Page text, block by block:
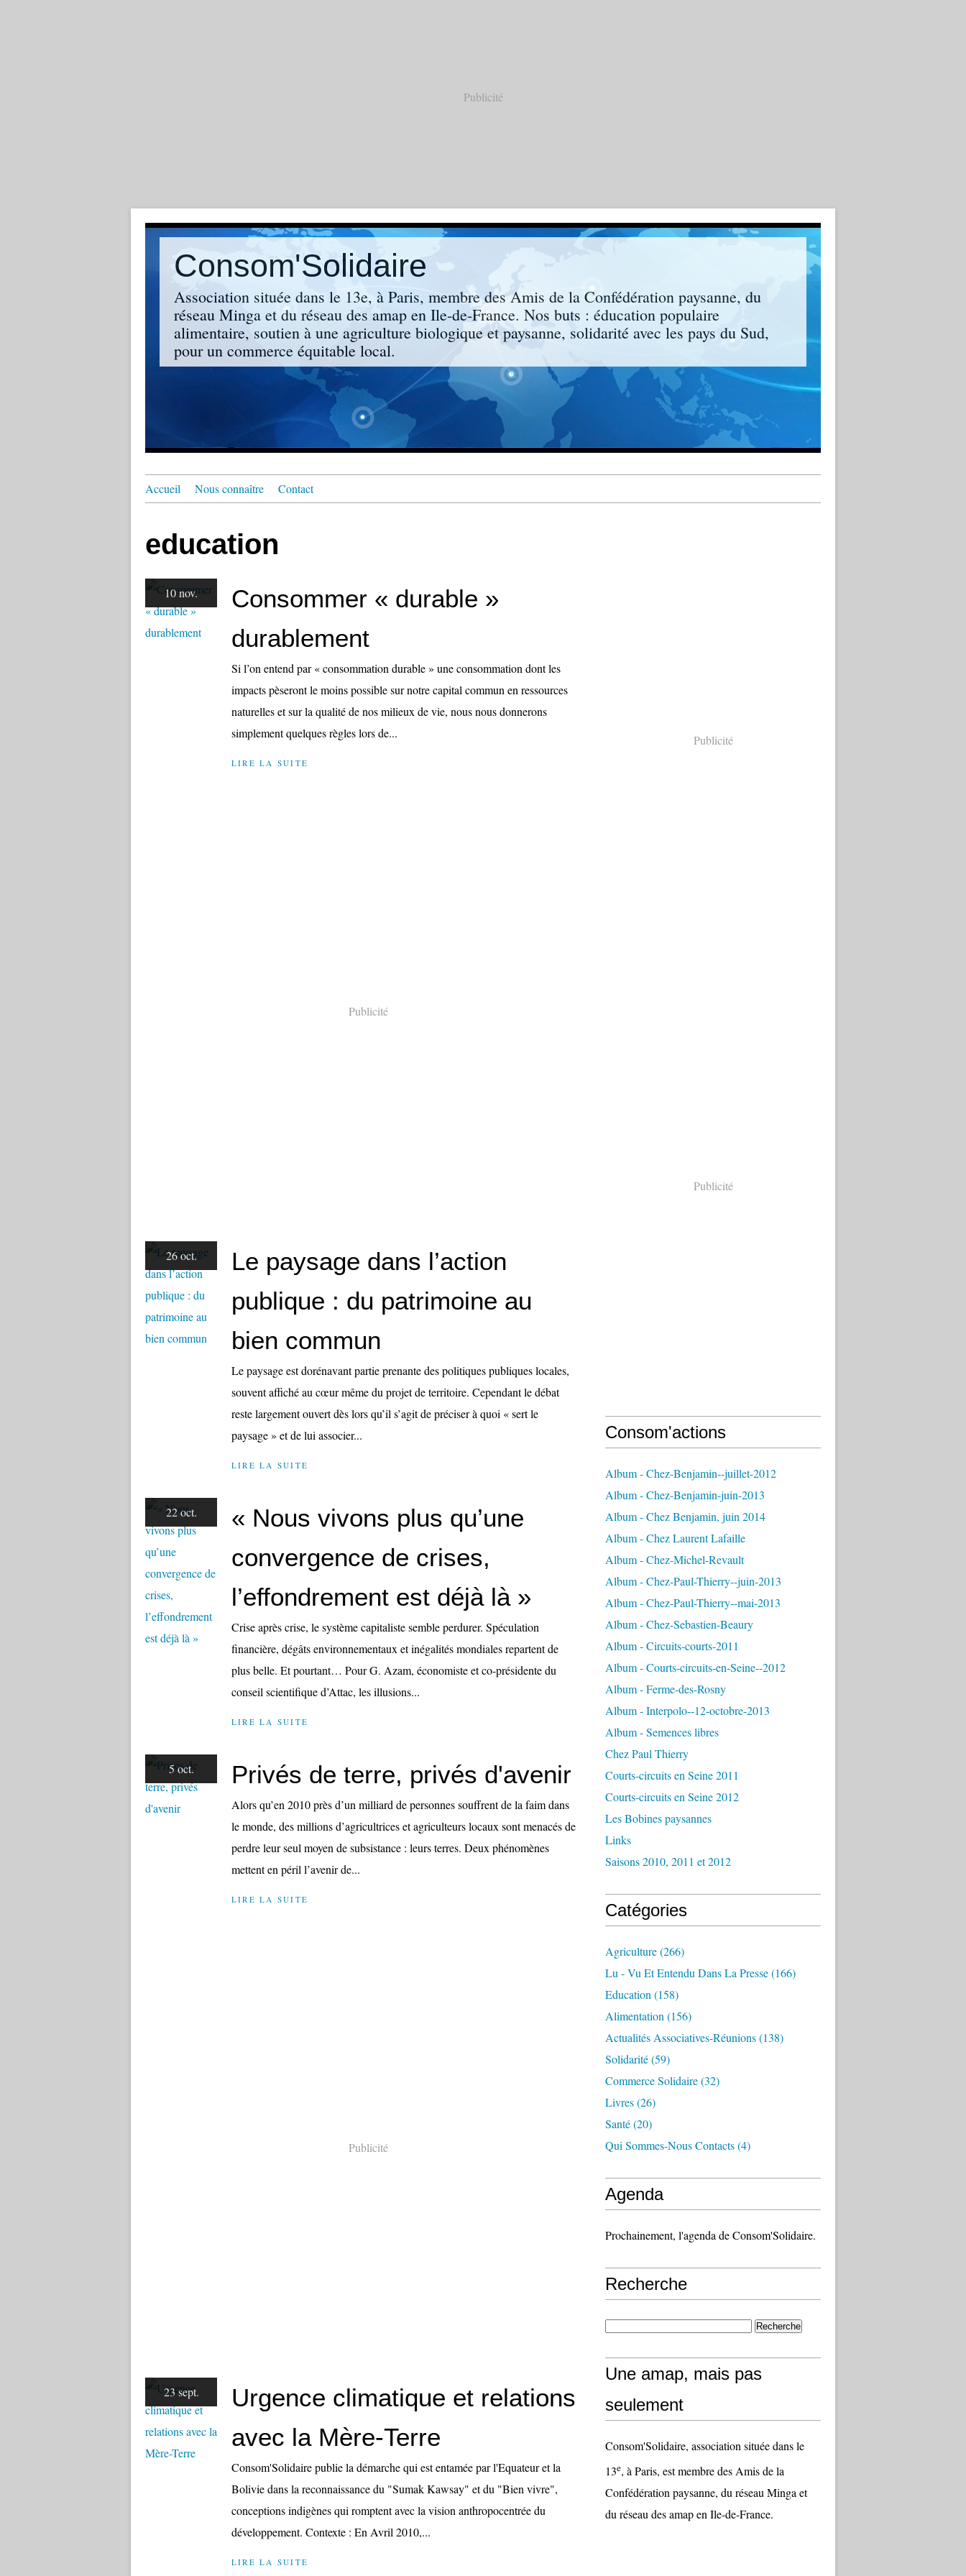
Publicité
Consom'Solidaire
Association située dans le 13e, à Paris, membre des Amis de la Confédération paysanne, du
réseau Minga et du réseau des amap en Ile-de-France. Nos buts : éducation populaire
alimentaire, soutien à une agriculture biologique et paysanne, solidarité avec les pays du Sud,
pour un commerce équitable local.
Accueil Nous connaître Contact
education
10 nov.
Consommer « durable »
durablement
Si l’on entend par « consommation durable » une consommation dont les
impacts pèseront le moins possible sur notre capital commun en ressources
naturelles et sur la qualité de nos milieux de vie, nous nous donnerons
simplement quelques règles lors de...
LIRE LA SUITE
Publicité
26 oct.
Le paysage dans l’action
publique : du patrimoine au
bien commun
Le paysage est dorénavant partie prenante des politiques publiques locales,
souvent affiché au cœur même du projet de territoire. Cependant le débat
reste largement ouvert dès lors qu’il s’agit de préciser à quoi « sert le
paysage » et de lui associer...
LIRE LA SUITE
22 oct.
« Nous vivons plus qu’une
convergence de crises,
l’effondrement est déjà là »
Crise après crise, le système capitaliste semble perdurer. Spéculation
financière, dégâts environnementaux et inégalités mondiales repartent de
plus belle. Et pourtant… Pour G. Azam, économiste et co-présidente du
conseil scientifique d’Attac, les illusions...
LIRE LA SUITE
5 oct. Privés de terre, privés d'avenir
Alors qu’en 2010 près d’un milliard de personnes souffrent de la faim dans
le monde, des millions d’agricultrices et agriculteurs locaux sont menacés de
perdre leur seul moyen de subsistance : leurs terres. Deux phénomènes
mettent en péril l’avenir de...
LIRE LA SUITE
Publicité
23 sept.
Urgence climatique et relations
avec la Mère-Terre
Consom'Solidaire publie la démarche qui est entamée par l'Equateur et la
Bolivie dans la reconnaissance du "Sumak Kawsay" et du "Bien vivre",
conceptions indigènes qui romptent avec la vision anthropocentrée du
développement. Contexte : En Avril 2010,...
LIRE LA SUITE
Publicité
Publicité
Consom'actions
Album - Chez-Benjamin--juillet-2012
Album - Chez-Benjamin-juin-2013
Album - Chez Benjamin, juin 2014
Album - Chez Laurent Lafaille
Album - Chez-Michel-Revault
Album - Chez-Paul-Thierry--juin-2013
Album - Chez-Paul-Thierry--mai-2013
Album - Chez-Sebastien-Beaury
Album - Circuits-courts-2011
Album - Courts-circuits-en-Seine--2012
Album - Ferme-des-Rosny
Album - Interpolo--12-octobre-2013
Album - Semences libres
Chez Paul Thierry
Courts-circuits en Seine 2011
Courts-circuits en Seine 2012
Les Bobines paysannes
Links
Saisons 2010, 2011 et 2012
Catégories
Agriculture(266)
Lu - Vu Et Entendu Dans La Presse(166)
Education (158)
Alimentation (156)
Actualités Associatives-Réunions(138)
Solidarité(59)
Commerce Solidaire(32)
Livres(26)
Santé(20)
Qui Sommes-Nous Contacts(4)
Agenda
Prochainement, l'agenda de Consom'Solidaire.
Recherche
Une amap, mais pas
seulement
Consom'Solidaire, association située dans le
13e, à Paris, est membre des Amis de la
Confédération paysanne, du réseau Minga et
du réseau des amap en Ile-de-France.